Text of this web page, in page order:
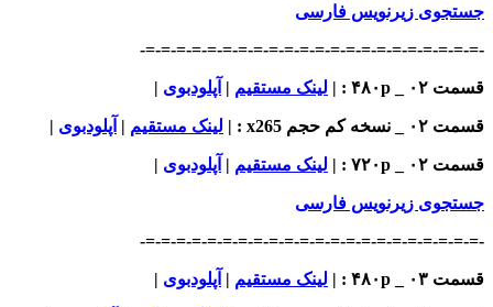
جستجوی زیرنویس فارسی
-=-=-=-=-=-=-=-=-=-=-=-=-=-=-=-=-=-=-=-=-=-=-
قسمت ۰۲ _ ۴۸۰p : | لینک مستقیم | آپلودبوی |
قسمت ۰۲ _ نسخه کم حجم x265 : | لینک مستقیم | آپلودبوی |
قسمت ۰۲ _ ۷۲۰p : | لینک مستقیم | آپلودبوی |
جستجوی زیرنویس فارسی
-=-=-=-=-=-=-=-=-=-=-=-=-=-=-=-=-=-=-=-=-=-=-
قسمت ۰۳ _ ۴۸۰p : | لینک مستقیم | آپلودبوی |